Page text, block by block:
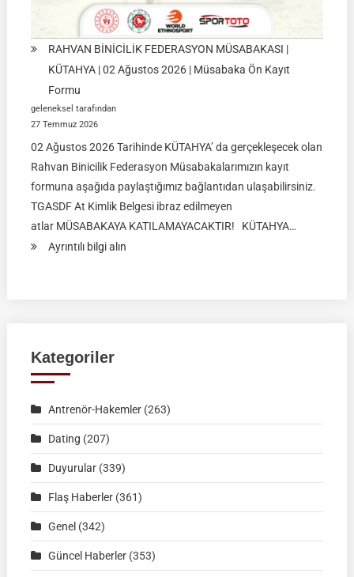
RAHVAN BİNİCİLİK FEDERASYON MÜSABAKASI |
KÜTAHYA | 02 Ağustos 2026 | Müsabaka Ön Kayıt
Formu
geleneksel tarafından
27 Temmuz 2026
02 Ağustos 2026 Tarihinde KÜTAHYA’ da gerçekleşecek olan
Rahvan Binicilik Federasyon Müsabakalarımızın kayıt
formuna aşağıda paylaştığımız bağlantıdan ulaşabilirsiniz.
TGASDF At Kimlik Belgesi ibraz edilmeyen
atlar MÜSABAKAYA KATILAMAYACAKTIR! KÜTAHYA…
Ayrıntılı bilgi alın:
02
2026
Müsabaka
Ön
Formu
Kategoriler
Antrenör-Hakemler(263)
Dating (207)
Duyurular(339)
Flaş Haberler(361)
Genel (342)
Güncel Haberler(353)